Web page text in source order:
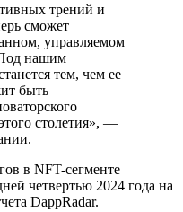
трений и
сможет
управляемом
нашим
тем, чем ее
быть
столетия», —
в NFT-сегменте
четвертью 2024 года на
DappRadar.